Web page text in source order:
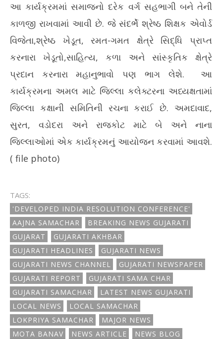
આ કાર્યક્રમમાં સમાજનો દરેક વર્ગ સહભાગી બને તેની
કાળજી રાખવામાં આવી છે. જે સંદર્ભે શ્રેષ્ઠ શિક્ષક એવોર્ડ
વિજેતા,શ્રેષ્ઠ ખેડૂત, રમત-ગમત ક્ષેત્રે સિદ્ધિ પ્રાપ્ત
કરનારા ખેડૂતો,સાહિત્ય, કળા અને સાંસ્કૃતિક ક્ષેત્રે
પ્રદાન કરનારા મહાનુભાવો પણ ભાગ લેશે. આ
કાર્યક્રમના અમલ માટે જિલ્લા કલેક્ટરના અધ્યક્ષતામાં
જિલ્લા કક્ષાની સમિતિની રચના કરાઈ છે. અમદાવાદ,
સુરત, વડોદરા અને રાજકોટ માટે બે અને નાના
જિલ્લાઓમાં એક કાર્યક્રમનું આયોજન કરવામાં આવશે.
( file photo)
TAGS:
'DEVELOPED INDIA RESOLUTION CONFERENCE'
AAJNA SAMACHAR
BREAKING NEWS GUJARATI
GUJARAT
GUJARATI AKHBAR
GUJARATI HEADLINES
GUJARATI NEWS
GUJARATI NEWS CHANNEL
GUJARATI NEWSPAPER
GUJARATI REPORT
GUJARATI SAMA CHAR
GUJARATI SAMACHAR
LATEST NEWS GUJARATI
LOCAL NEWS
LOCAL SAMACHAR
LOKPRIYA SAMACHAR
MAJOR NEWS
MOTA BANAV
NEWS ARTICLE
NEWS BLOG